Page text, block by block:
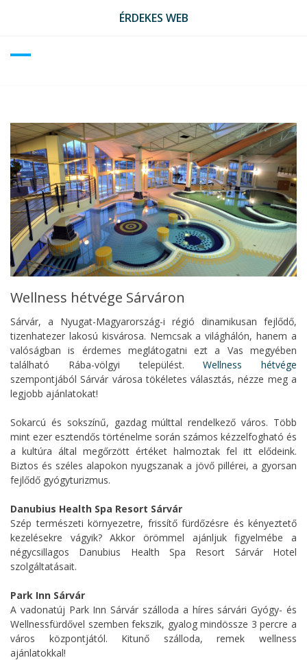
ÉRDEKES WEB
Wellness hétvége Sárváron
Sárvár, a Nyugat-Magyarország-i régió dinamikusan fejlődő,
tizenhatezer lakosú kisvárosa. Nemcsak a világhálón, hanem a
valóságban is érdemes meglátogatni ezt a Vas megyében
található Rába-völgyi települést.Wellness hétvége
szempontjából Sárvár városa tökéletes választás, nézze meg a
legjobb ajánlatokat!
Sokarcú és sokszínű, gazdag múlttal rendelkező város. Több
mint ezer esztendős történelme során számos kézzelfogható és
a kultúra által megőrzött értéket halmoztak fel itt elődeink.
Biztos és széles alapokon nyugszanak a jövő pillérei, a gyorsan
fejlődő gyógyturizmus.
Danubius Health Spa Resort Sárvár
Szép természeti környezetre, frissítő fürdőzésre és kényeztető
kezelésekre vágyik? Akkor örömmel ajánljuk figyelmébe a
négycsillagos Danubius Health Spa Resort Sárvár Hotel
szolgáltatásait.
Park Inn Sárvár
A vadonatúj Park Inn Sárvár szálloda a híres sárvári Gyógy- és
Wellnessfürdővel szemben fekszik, gyalog mindössze 3 percre a
város központjától. Kitunő szálloda, remek wellness
ajánlatokkal!